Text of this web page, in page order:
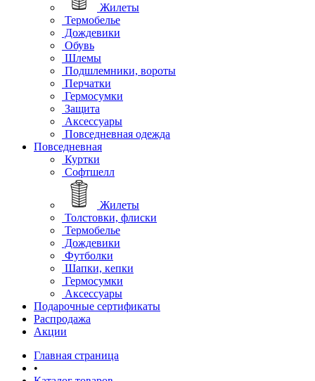
Жилеты
Термобелье
Дождевики
Обувь
Шлемы
Подшлемники, вороты
Перчатки
Гермосумки
Защита
Аксессуары
Повседневная одежда
Повседневная
Куртки
Софтшелл
Жилеты
Толстовки, флиски
Термобелье
Дождевики
Футболки
Шапки, кепки
Гермосумки
Аксессуары
Подарочные сертификаты
Распродажа
Акции
Главная страница
•